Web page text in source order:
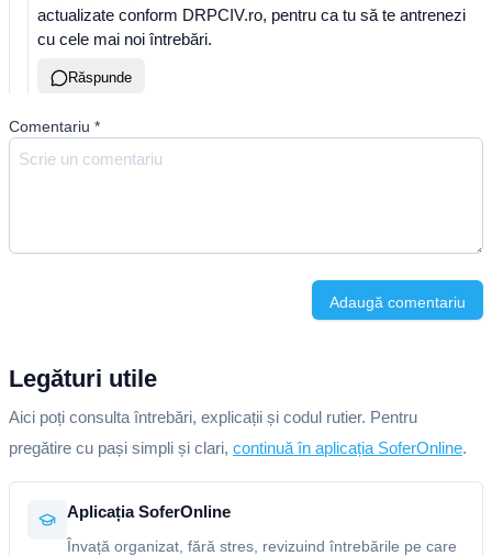
actualizate conform DRPCIV.ro, pentru ca tu să te antrenezi
cu cele mai noi întrebări.
Răspunde
Comentariu *
Adaugă comentariu
Legături utile
Aici poți consulta întrebări, explicații și codul rutier. Pentru
pregătire cu pași simpli și clari, continuă în aplicația SoferOnline.
Aplicația SoferOnline
Învață organizat, fără stres, revizuind întrebările pe care